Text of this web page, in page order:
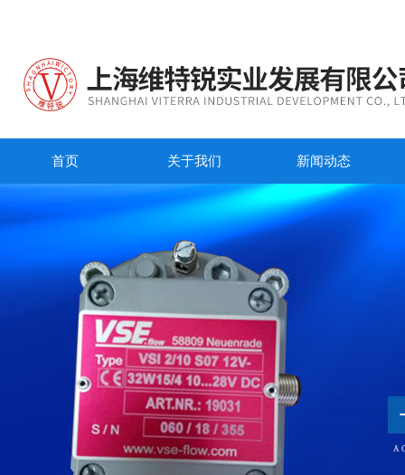
首页 关于我们 新闻动态